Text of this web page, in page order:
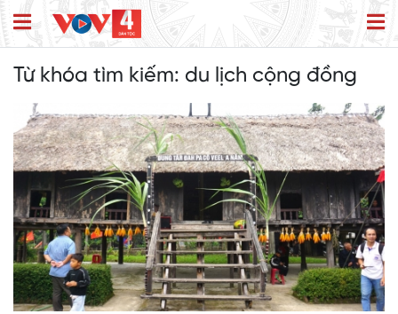
Từ khóa tìm kiếm: du lịch cộng đồng